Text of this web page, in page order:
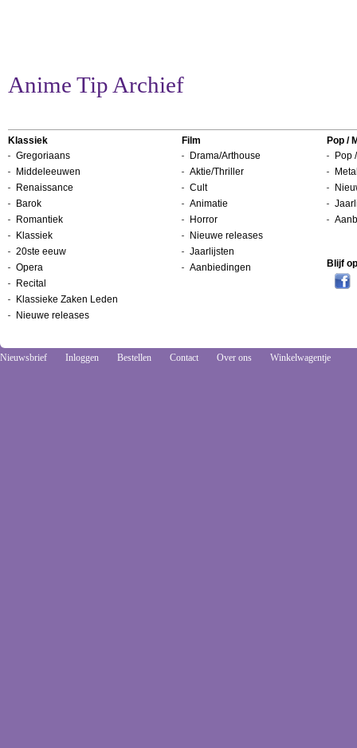
Anime Tip Archief
Klassiek
Gregoriaans
Middeleeuwen
Renaissance
Barok
Romantiek
Klassiek
20ste eeuw
Opera
Recital
Klassieke Zaken Leden
Nieuwe releases
Film
Drama/Arthouse
Aktie/Thriller
Cult
Animatie
Horror
Nieuwe releases
Jaarlijsten
Aanbiedingen
Pop /
Pop
Blijf
Nieuwsbrief Inloggen Bestellen Contact Over ons Winkelwagentje